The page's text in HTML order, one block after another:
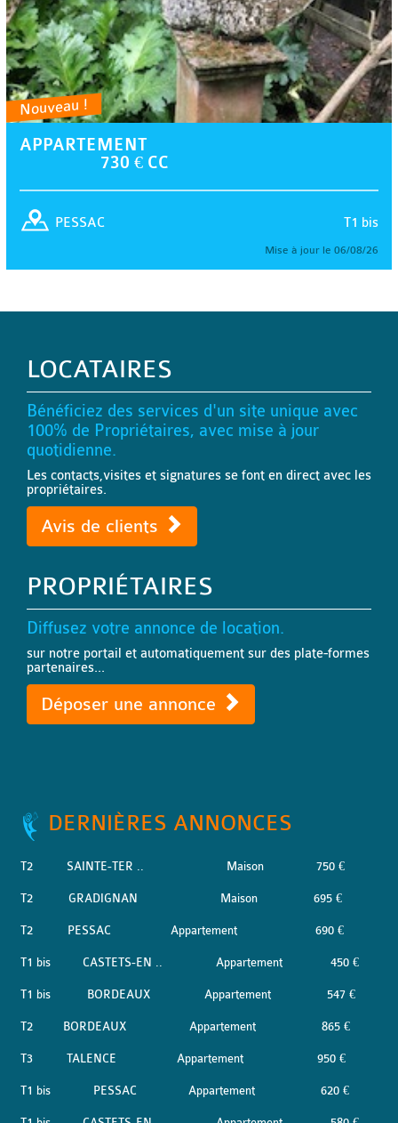
Nouveau !
APPARTEMENT
730 € CC
T1 bis
PESSAC
Mise à jour le 06/08/26
LOCATAIRES
Bénéficiez des services d'un site unique avec
100% de Propriétaires, avec mise à jour
quotidienne.
Les contacts,visites et signatures se font en direct avec les
propriétaires.
Avis de clients
PROPRIÉTAIRES
Diffusez votre annonce de location.
sur notre portail et automatiquement sur des plate-formes
partenaires...
Déposer une annonce
DERNIÈRES ANNONCES
T2 SAINTE-TER .. Maison 750 €
T2 GRADIGNAN Maison 695 €
T2 PESSAC Appartement 690 €
T1 bis CASTETS-EN .. Appartement 450 €
T1 bis BORDEAUX Appartement 547 €
T2 BORDEAUX Appartement 865 €
T3 TALENCE Appartement 950 €
T1 bis PESSAC Appartement 620 €